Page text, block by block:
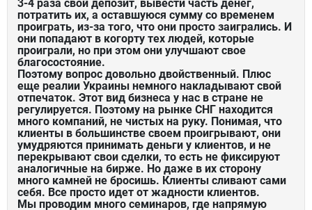
3-4 раза свой депозит, вывести часть денег,
потратить их, а оставшуюся сумму со временем
проиграть, из-за того, что они просто заигрались. И
они попадают в когорту тех людей, которые
проиграли, но при этом они улучшают свое
благосостояние.
Поэтому вопрос довольно двойственный. Плюс
еще реалии Украины немного накладывают свой
отпечаток. Этот вид бизнеса у нас в стране не
регулируется. Поэтому на рынке СНГ находится
много компаний, не чистых на руку. Понимая, что
клиенты в большинстве своем проигрывают, они
умудряются принимать деньги у клиентов, и не
перекрывают свои сделки, то есть не фиксируют
аналогичные на бирже. Но даже в их сторону
много камней не бросишь. Клиенты сливают сами
себя. Все просто идет от жадности клиентов.
Мы проводим много семинаров, где напрямую